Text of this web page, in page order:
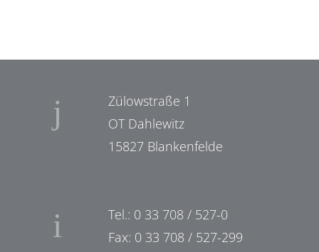
Zülowstraße 1
OT Dahlewitz
15827 Blankenfelde
Tel.: 0 33 708 / 527-0
Fax: 0 33 708 / 527-299